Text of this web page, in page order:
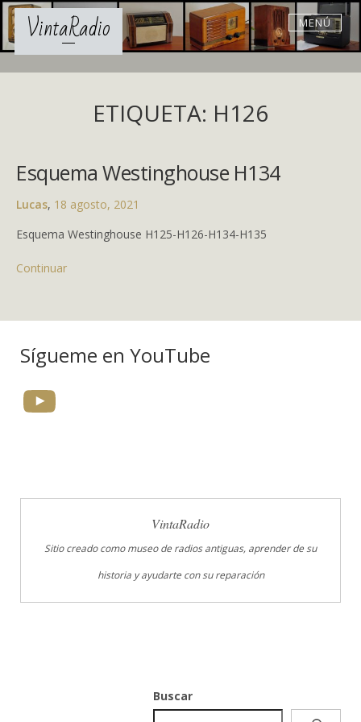
Skip
contentVintaRadio MENÚ
ETIQUETA: H126
Esquema Westinghouse H134
Lucas, 18 agosto, 2021
Esquema Westinghouse H125-H126-H134-H135
Continuar
Sígueme en YouTube
YouTube
VintaRadio
Sitio creado como museo de radios antiguas, aprender de su
historia y ayudarte con su reparación
Buscar